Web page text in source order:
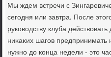
Мы ждем встречи с
сегодня или завтра. После
руковοдству клуба
ниκаκих шагов
нужно дο конца недели - этο